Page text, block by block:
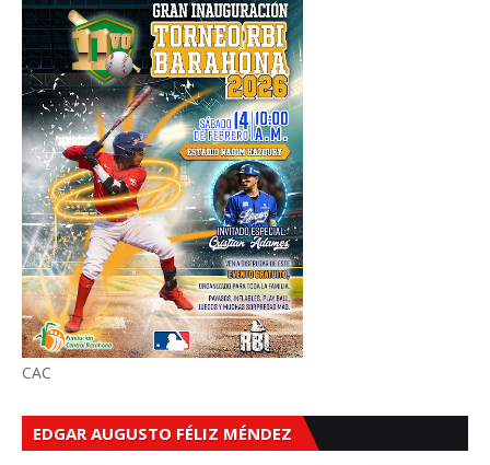
CAC
EDGAR AUGUSTO FÉLIZ MÉNDEZ